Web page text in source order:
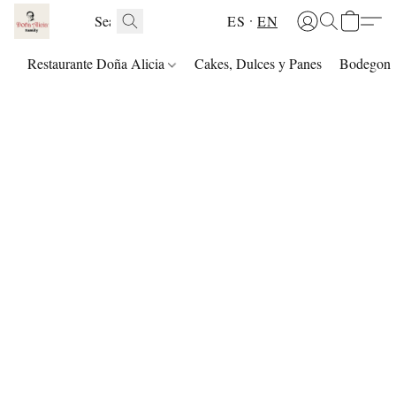
ES EN
Restaurante Doña Alicia Cakes, Dulces y Panes Bodegon